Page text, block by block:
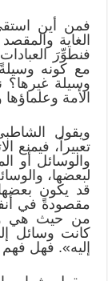
فمن أين
الغاية
فنطوِّرَ
مع كونه
وسيلة غيرها؟
الأمة
ويقول
تعبيراً، فيمنع
والوسائل أو
لبعضها،
قد يكون
مقصودةً في
من حيث هي
كانت وسائل
إليه». فهل